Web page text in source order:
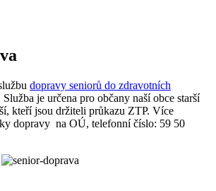
dopravy seniorů do zdravotních
je určena pro občany naší obce starší
kteří jsou držiteli průkazu ZTP. Více
dopravy na OÚ, telefonní číslo: 59 50